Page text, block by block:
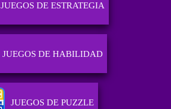
JUEGOS DE ESTRATEGIA
JUEGOS DE HABILIDAD
JUEGOS DE PUZZLE